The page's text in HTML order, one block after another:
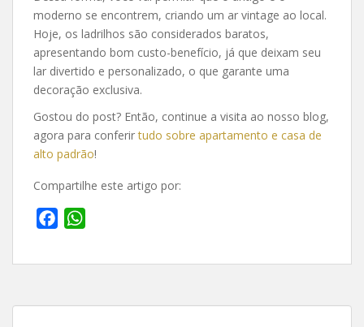
moderno se encontrem, criando um ar vintage ao local.
Hoje, os ladrilhos são considerados baratos,
apresentando bom custo-benefício, já que deixam seu
lar divertido e personalizado, o que garante uma
decoração exclusiva.
Gostou do post? Então, continue a visita ao nosso blog,
agora para conferirtudo sobre apartamento e casa de
alto padrão!
Compartilhe este artigo por:
c
b
a
s